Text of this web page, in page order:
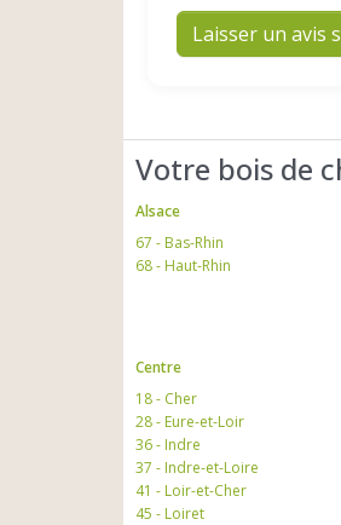
Laisser un avis
Votre bois de
Alsace
67 - Bas-Rhin
68 - Haut-Rhin
Centre
18 - Cher
28 - Eure-et-Loir
36 - Indre
37 - Indre-et-Loire
41 - Loir-et-Cher
45 - Loiret